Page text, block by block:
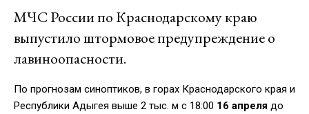
МЧС России по Краснодарскому краю
выпустило штормовое предупреждение о
лавиноопасности.
По прогнозам синоптиков, в горах Краснодарского края и
Республики Адыгея выше 2 тыс. м с 18:00 16 апреля до